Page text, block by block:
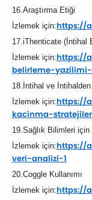
16.Araştırma Etiği
İzlemek için:https://
17.iThenticate (İntihal
İzlemek için:https://
belirleme-
18.İntihal ve
İzlemek için:https://
kacinma-
19.Sağlık Bilimleri için
İzlemek için:https://
veri-analizi-1
20.Coggle Kullanımı
İzlemek için:https://